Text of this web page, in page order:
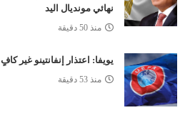
نهائي مونديال اليد
منذ 50 دقيقة
يويفا: اعتذار إنفانتينو غير كافٍ
منذ 53 دقيقة